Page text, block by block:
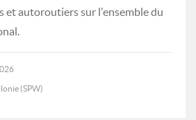
et autoroutiers sur l'ensemble du
(SPW)